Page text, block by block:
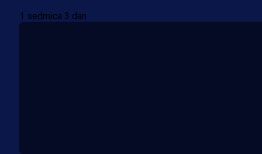
1 sedmica 3 dan